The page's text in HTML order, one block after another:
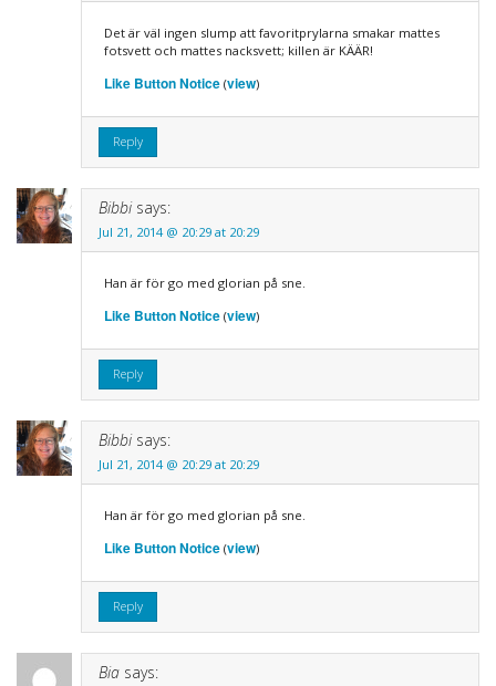
Det är väl ingen slump att favoritprylarna smakar mattes
fotsvett och mattes nacksvett; killen är KÄÄR!
Like Button Notice(view)
Reply
Bibbi says:
Jul 21, 2014 @ 20:29 at 20:29
Han är för go med glorian på sne.
Like Button Notice(view)
Reply
Bibbi says:
Jul 21, 2014 @ 20:29 at 20:29
Han är för go med glorian på sne.
Like Button Notice(view)
Reply
Bia says: